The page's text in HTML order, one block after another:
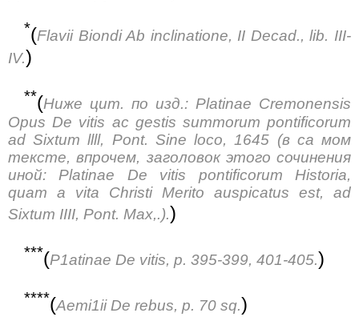
*(Flavii Biondi Ab inclinatione, II Decad., lib. III-
IV.)
**(Ниже цит. по изд.: Platinae Cremonensis
Opus De vitis ac gestis summorum pontificorum
ad Sixtum llll, Pont. Sine loco, 1645 (в са мом
тексте, впрочем, заголовок этого сочинения
иной: Platinae De vitis pontificorum Historia,
quam a vita Christi Merito auspicatus est, ad
Sixtum IIII, Pont. Max,.).)
***(P1atinae De vitis, p. 395-399, 401-405.)
****(Aemi1ii De rebus, p. 70 sq.)